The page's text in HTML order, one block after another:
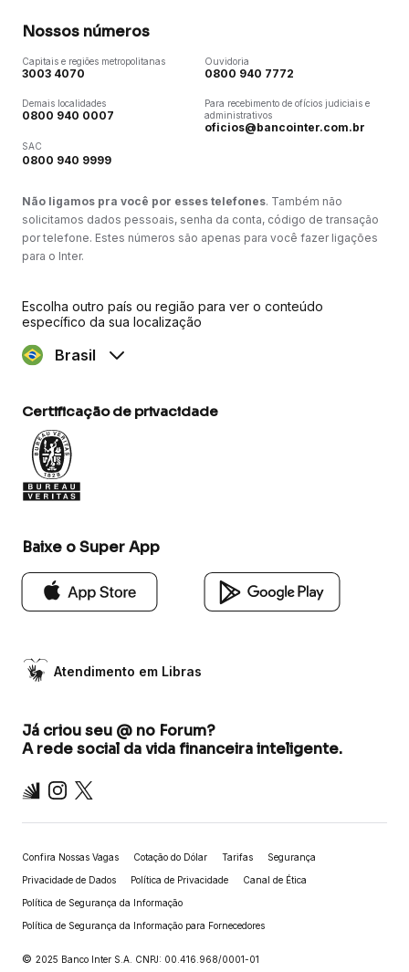
Nossos números
Capitais e regiões metropolitanas
3003 4070
Demais localidades
0800 940 0007
SAC
0800 940 9999
Ouvidoria
0800 940 7772
Para recebimento de ofícios judiciais e
administrativos
oficios@bancointer.com.br
Não ligamos pra você por esses telefones. Também não
solicitamos dados pessoais, senha da conta, código de transação
por telefone. Estes números são apenas para você fazer ligações
para o Inter.
Escolha outro país ou região para ver o conteúdo
específico da sua localização
Brasil
Certificação de privacidade
Baixe o Super App
Atendimento em Libras
Já criou seu @ no Forum?
A rede social da vida financeira inteligente.
Inter Instagram
X
Confira Nossas Vagas Cotação do Dólar Tarifas Segurança
Privacidade de Dados Política de Privacidade Canal de Ética
Política de Segurança da Informação
Política de Segurança da Informação para Fornecedores
© 2025 Banco Inter S.A. CNPJ: 00.416.968/0001-01